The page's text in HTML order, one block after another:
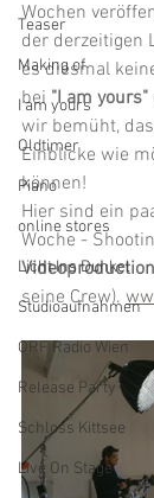
Teaser
Making of
I am yours
Oldtimer
Piano
online stores
Licht Ins Dunkel
Studioaufnahmen
ORF Radio Wien
Release Party
Schloss Kittsee
Live On Stage
Wochen
der derzeitigen
es diesmal
bei "I am yours"
wir bemüht,
Einblicke wie
können!
Hier sind ein
Woche -
seine Crew).